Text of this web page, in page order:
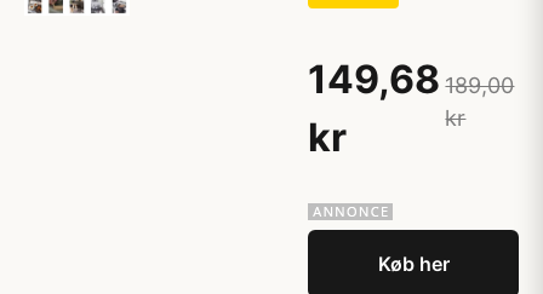
149,68
kr
189,00
kr
Køb her